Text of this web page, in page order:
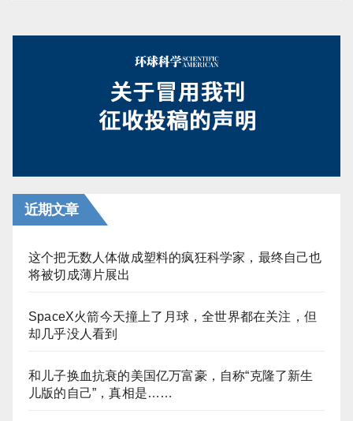
近期文章
这个把无数人体做成塑料的疯狂科学家，最终自己也
将被切成薄片展出
SpaceX火箭今天撞上了月球，全世界都在关注，但
却几乎没人看到
和儿子换血抗衰的美国亿万富豪，自称“克隆了新生
儿版的自己”，真相是……